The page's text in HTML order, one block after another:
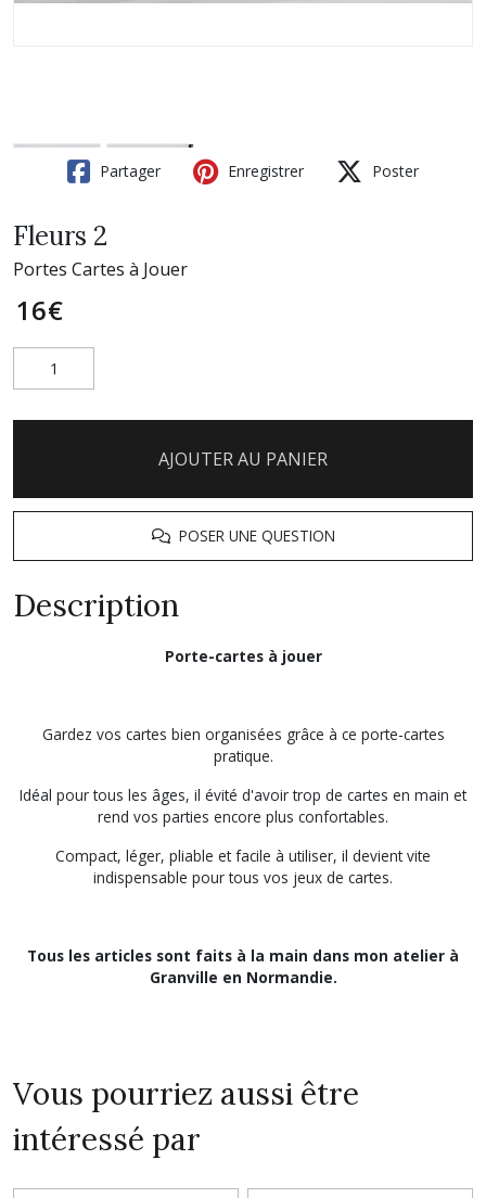
Partager Enregistrer Poster
Fleurs 2
Portes Cartes à Jouer
16€
AJOUTER AU PANIER
POSER UNE QUESTION
Description
Porte-cartes à jouer
Gardez vos cartes bien organisées grâce à ce porte-cartes
pratique.
Idéal pour tous les âges, il évité d'avoir trop de cartes en main et
rend vos parties encore plus confortables.
Compact, léger, pliable et facile à utiliser, il devient vite
indispensable pour tous vos jeux de cartes.
Tous les articles sont faits à la main dans mon atelier à
Granville en Normandie.
Vous pourriez aussi être
intéressé par